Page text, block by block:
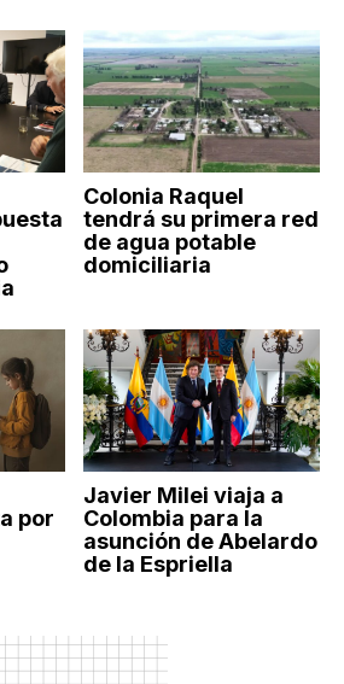
Colonia Raquel
tendrá su primera red
de agua potable
domiciliaria
por
Javier Milei viaja a
Colombia para la
asunción de Abelardo
de la Espriella